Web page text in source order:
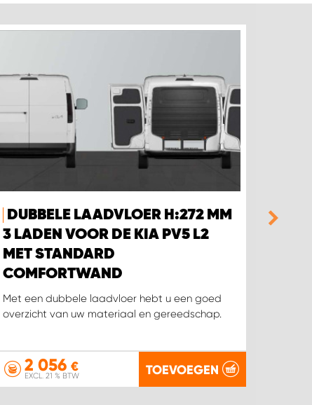
DUBBELE LAADVLOER H:272 MM
3 LADEN VOOR DE KIA PV5 L2
MET STANDARD
COMFORTWAND
Met een dubbele laadvloer hebt u een goed
overzicht van uw materiaal en gereedschap.
2 056 €
EXCL. 21 % BTW TOEVOEGEN